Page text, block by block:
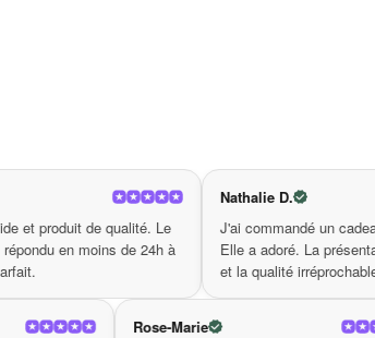
application facile et efficace,
peau, vous offrant un moment
accompagnera partout et vous
beauté ; avec notre rouleau à
Le
à
Nathalie D.
J'ai commandé un cadeau pour ma mère.
Elle a adoré. La présentation était soignée
et la qualité irréprochable.
Rose-Marie